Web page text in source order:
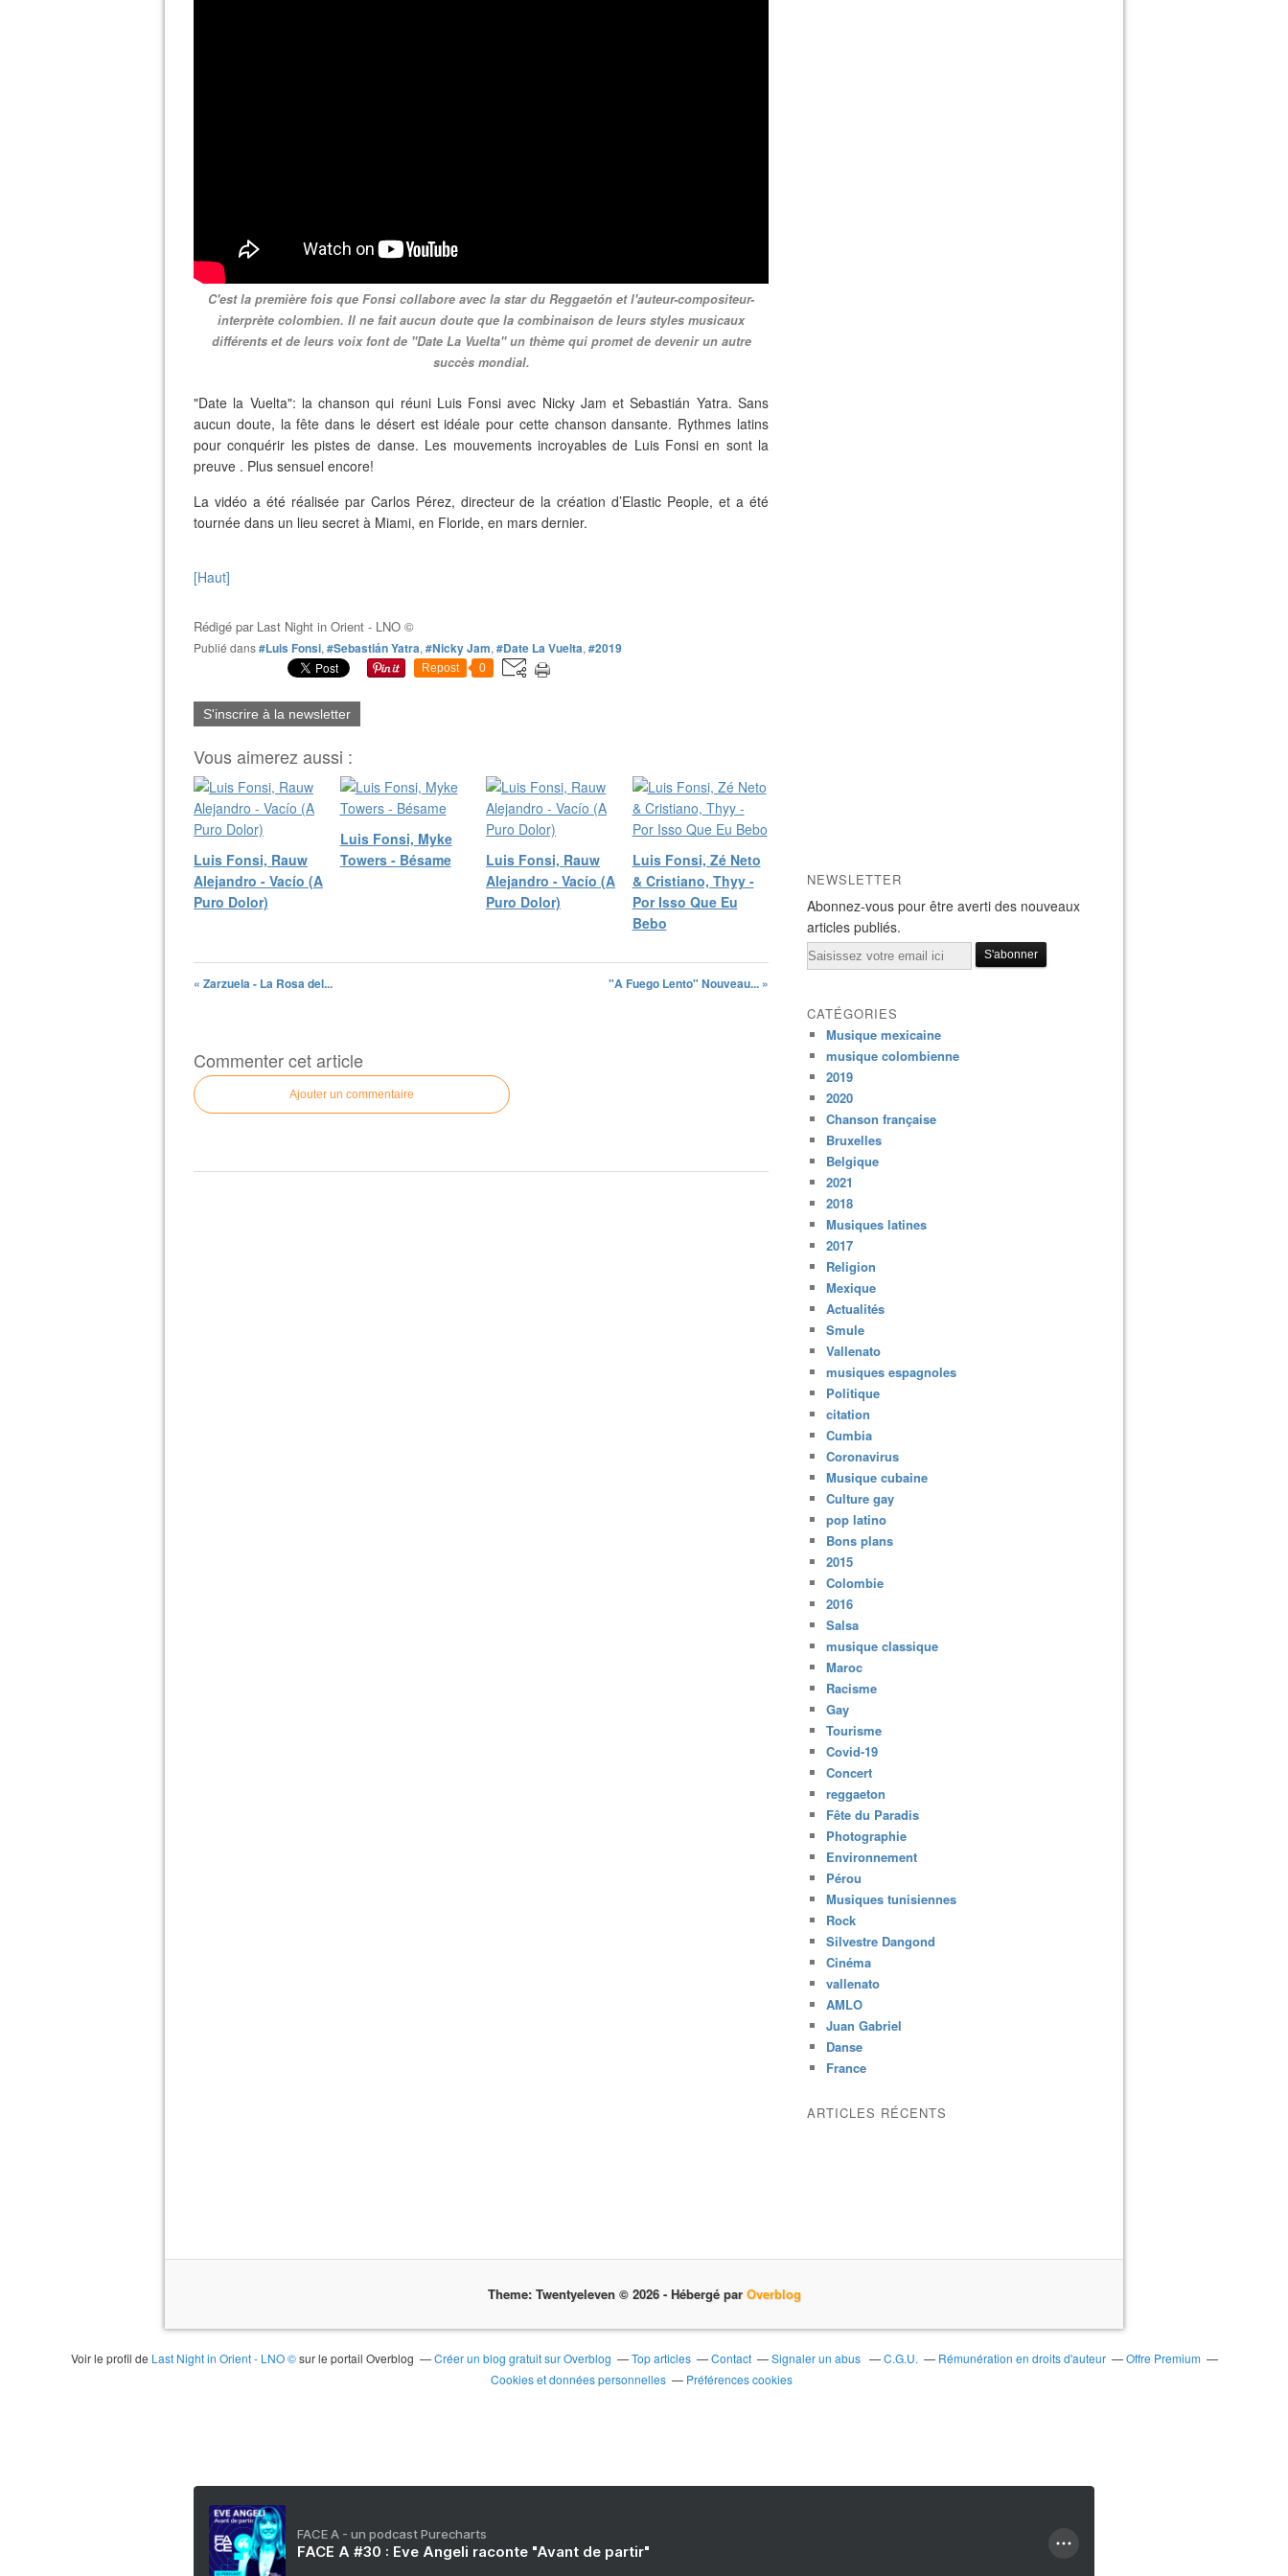
C'est la première fois que Fonsi collabore avec la star du Reggaetón et l'auteur-compositeur-
interprète colombien. Il ne fait aucun doute que la combinaison de leurs styles musicaux
différents et de leurs voix font de "Date La Vuelta" un thème qui promet de devenir un autre
succès mondial.
"Date la Vuelta": la chanson qui réuni Luis Fonsi avec Nicky Jam et Sebastián Yatra. Sans
aucun doute, la fête dans le désert est idéale pour cette chanson dansante. Rythmes latins
pour conquérir les pistes de danse. Les mouvements incroyables de Luis Fonsi en sont la
preuve . Plus sensuel encore!
La vidéo a été réalisée par Carlos Pérez, directeur de la création d’Elastic People, et a été
tournée dans un lieu secret à Miami, en Floride, en mars dernier.
[Haut]
Rédigé par Last Night in Orient - LNO ©
Publié dans#Luis Fonsi, #Sebastián Yatra, #Nicky Jam, #Date La Vuelta, #2019
Repost 0
S'inscrire à la newsletter
Vous aimerez aussi :
Luis Fonsi, Rauw
Alejandro - Vacío (A
Puro Dolor)
Luis Fonsi, Myke
Towers - Bésame
Luis Fonsi, Rauw
Alejandro - Vacío (A
Puro Dolor)
Luis Fonsi, Zé Neto
& Cristiano, Thyy -
Por Isso Que Eu
Bebo
« Zarzuela - La Rosa del... "A Fuego Lento" Nouveau... »
Commenter cet article
Ajouter un commentaire
NEWSLETTER
Abonnez-vous pour être averti des nouveaux
articles publiés.
Email
CATÉGORIES
Musique mexicaine
musique colombienne
2019
2020
Chanson française
Bruxelles
Belgique
2021
2018
Musiques latines
2017
Religion
Mexique
Actualités
Smule
Vallenato
musiques espagnoles
Politique
citation
Cumbia
Coronavirus
Musique cubaine
Culture gay
pop latino
Bons plans
2015
Colombie
2016
Salsa
musique classique
Maroc
Racisme
Gay
Tourisme
Covid-19
Concert
reggaeton
Fête du Paradis
Photographie
Environnement
Pérou
Musiques tunisiennes
Rock
Silvestre Dangond
Cinéma
vallenato
AMLO
Juan Gabriel
Danse
France
ARTICLES RÉCENTS
Theme: Twentyeleven © 2026 - Hébergé par Overblog
Voir le profil de Last Night in Orient - LNO ©sur le portail Overblog Créer un blog gratuit sur Overblog Top articles Contact Signaler un abus C.G.U. Rémunération en droits d'auteur
Offre Premium
Cookies et données personnelles
Préférences cookies
FACE A - un podcast Purecharts
FACE A #30 : Eve Angeli raconte "Avant de partir"